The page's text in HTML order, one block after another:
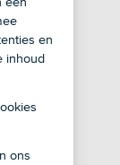
en
inhoud
ons